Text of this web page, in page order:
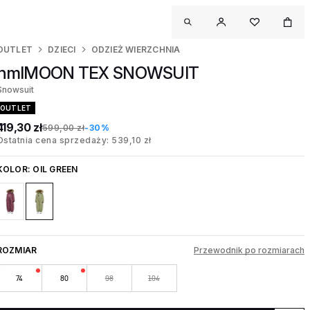
DZIECI ODZIEŻ WIERZCHNIA
TEX SNOWSUIT
OUTLET
zł599,00 zł-30%
cena sprzedaży: 539,10 zł
OIL GREEN
Przewodnik po rozmiarach
74 80 98 104